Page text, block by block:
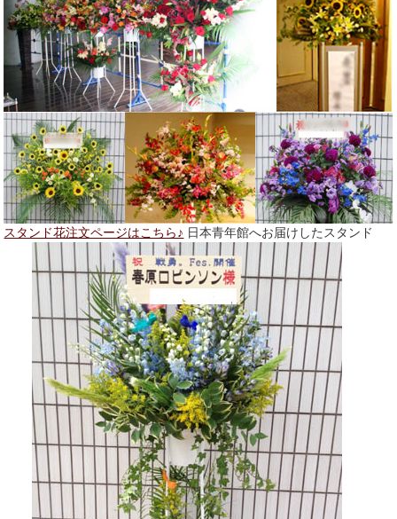
スタンド花注文ページはこちら♪ 日本青年館へお届けしたスタンド